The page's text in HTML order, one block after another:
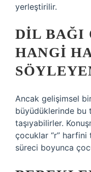
yerleştirilir.
DIL BAĞI
HANGI
Ancak gelişimsel
büyüdüklerinde bu
taşıyabilirler.
çocuklar “r”
süreci boyunca